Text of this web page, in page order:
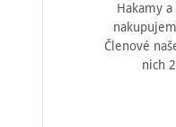
Hakamy
Členové
nich